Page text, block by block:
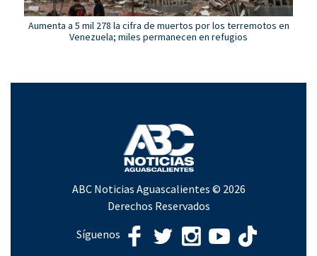
Aumenta a 5 mil 278 la cifra de muertos por los terremotos en
Venezuela; miles permanecen en refugios
ABC Noticias Aguascalientes © 2026
Derechos Reservados
Síguenos